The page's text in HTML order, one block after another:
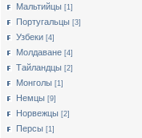
Мальтийцы [1]
Португальцы [3]
Узбеки [4]
Молдаване [4]
Тайландцы [2]
Монголы [1]
Немцы [9]
Норвежцы [2]
Персы [1]